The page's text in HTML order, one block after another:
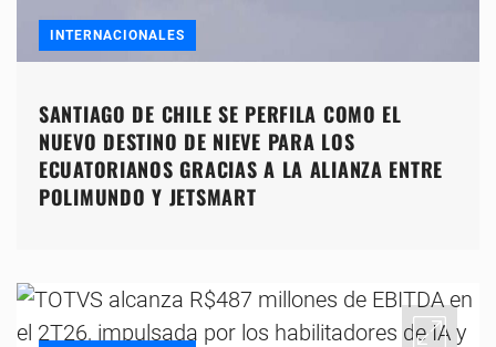
INTERNACIONALES
SANTIAGO DE CHILE SE PERFILA COMO EL
NUEVO DESTINO DE NIEVE PARA LOS
ECUATORIANOS GRACIAS A LA ALIANZA ENTRE
POLIMUNDO Y JETSMART